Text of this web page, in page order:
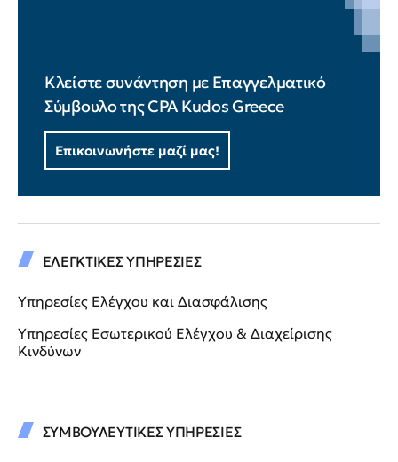
Κλείστε συνάντηση με Επαγγελματικό
Σύμβουλο της CPA Kudos Greece
Επικοινωνήστε μαζί μας!
ΕΛΕΓΚΤΙΚΕΣ ΥΠΗΡΕΣΙΕΣ
Υπηρεσίες Ελέγχου και Διασφάλισης
Υπηρεσίες Εσωτερικού Ελέγχου & Διαχείρισης
Κινδύνων
ΣΥΜΒΟΥΛΕΥΤΙΚΕΣ ΥΠΗΡΕΣΙΕΣ